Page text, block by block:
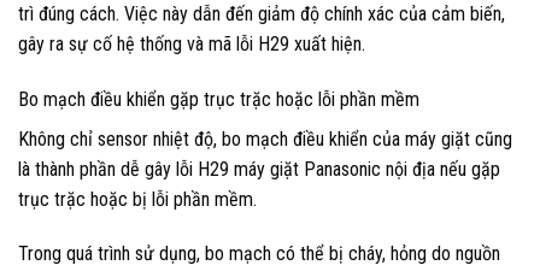
trì đúng cách. Việc này dẫn đến giảm độ chính xác của cảm biến,
gây ra sự cố hệ thống và mã lỗi H29 xuất hiện.
Bo mạch điều khiển gặp trục trặc hoặc lỗi phần mềm
Không chỉ sensor nhiệt độ, bo mạch điều khiển của máy giặt cũng
là thành phần dễ gây lỗi H29 máy giặt Panasonic nội địa nếu gặp
trục trặc hoặc bị lỗi phần mềm.
Trong quá trình sử dụng, bo mạch có thể bị cháy, hỏng do nguồn